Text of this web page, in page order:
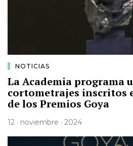
NOTICIAS
La Academia programa
cortometrajes inscritos
de los Premios Goya
12 · noviembre · 2024